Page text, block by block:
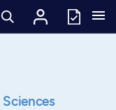
Sciences